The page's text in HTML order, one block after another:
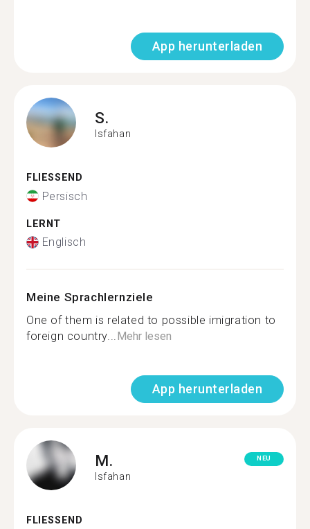
App herunterladen
S.
Isfahan
FLIESSEND
Persisch
LERNT
Englisch
Meine Sprachlernziele
One of them is related to possible imigration to
foreign country...Mehr lesen
App herunterladen
M.
Isfahan
NEU
FLIESSEND